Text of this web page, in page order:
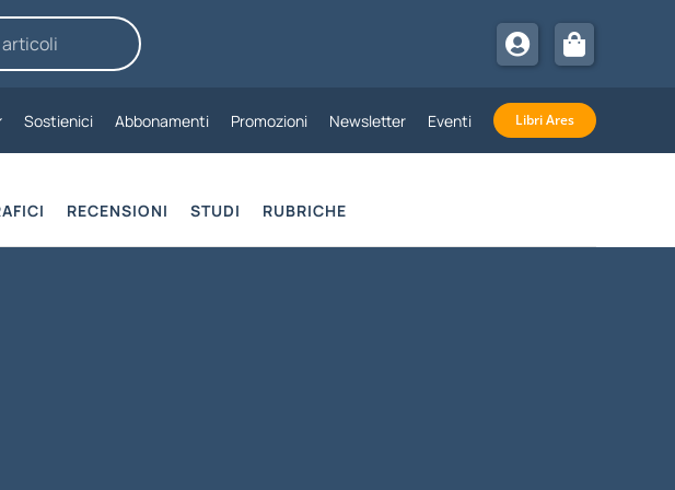
Sostienici Abbonamenti Promozioni Newsletter Eventi Libri Ares
RECENSIONI STUDI RUBRICHE